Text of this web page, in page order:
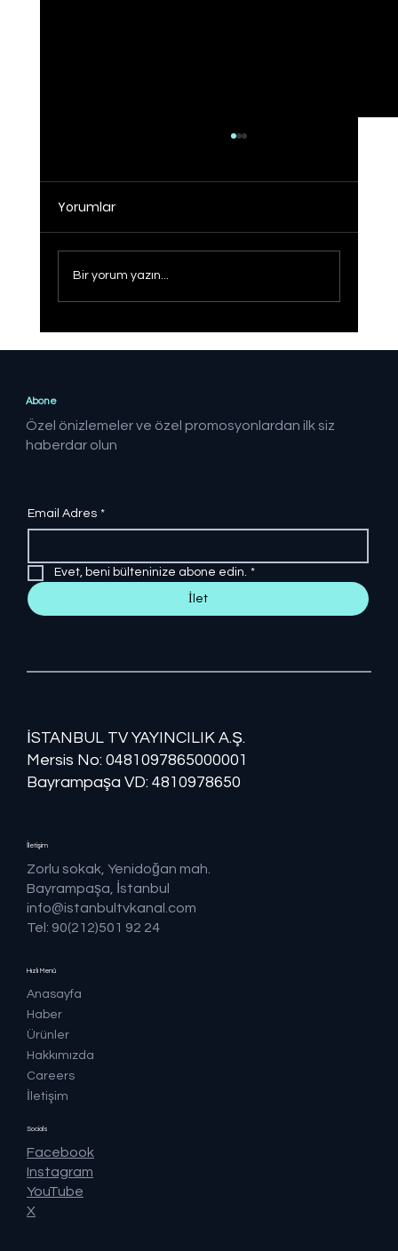
Yorumlar
Bir yorum yazın...
Abone
Özel önizlemeler ve özel promosyonlardan ilk siz
haberdar olun
Email Adres *
Evet, beni bülteninize abone edin. *
İlet
İSTANBUL TV YAYINCILIK A.Ş.
Mersis No: ​​0481097865000001
Bayrampaşa VD: 4810978650
Hızlı Menü
Anasayfa
Haber
Ürünler
Hakkımızda
Careers
İletişim
İletişim
Zorlu sokak, Yenidoğan mah.
Bayrampaşa, İstanbul
info@istanbultvkanal.com
Tel: 90(212)501 92 24
Socials
Facebook
Instagram
YouTube
X